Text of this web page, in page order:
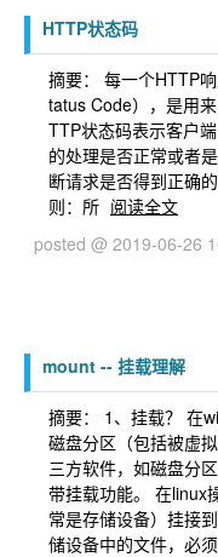
HTTP状态码
摘要： 每一个HTTP
tatus Code），是用
TTP状态码表示客户
的处理是否正常或者
断请求是否得到正确
则：所 阅读全文
posted @ 2019-06-26
mount -- 挂载理解
摘要： 1、挂载？ 在
磁盘分区（包括被虚
三方软件，如磁盘分
带挂载功能。 在linux
常是存储设备）挂接
储设备中的文件，必须